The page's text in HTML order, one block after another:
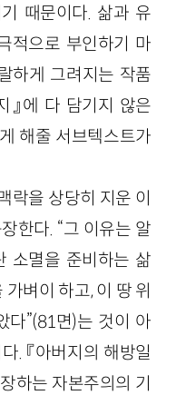
때문이다. 삶과 유
적으로 부인하기 마
하게 그려지는 작품
』에 다 담기지 않은
해줄 서브텍스트가
락을 상당히 지운 이
한다. “그 이유는 알
소멸을 준비하는 삶
벼이 하고, 이 땅 위
다”(81면)는 것이 아
. 『아버지의 해방일
하는 자본주의의 기